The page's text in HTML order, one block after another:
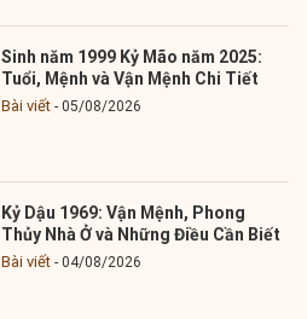
Sinh năm 1999 Kỷ Mão năm 2025:
Tuổi, Mệnh và Vận Mệnh Chi Tiết
Bài viết 05/08/2026
Kỷ Dậu 1969: Vận Mệnh, Phong
Thủy Nhà Ở và Những Điều Cần Biết
Bài viết 04/08/2026